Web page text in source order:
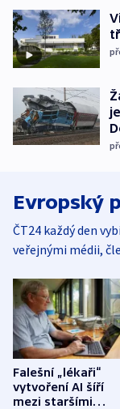
Evropský
ČT24 každý den
veřejnými médii,
Falešní „lékaři“
vytvoření AI šíří
mezi staršími